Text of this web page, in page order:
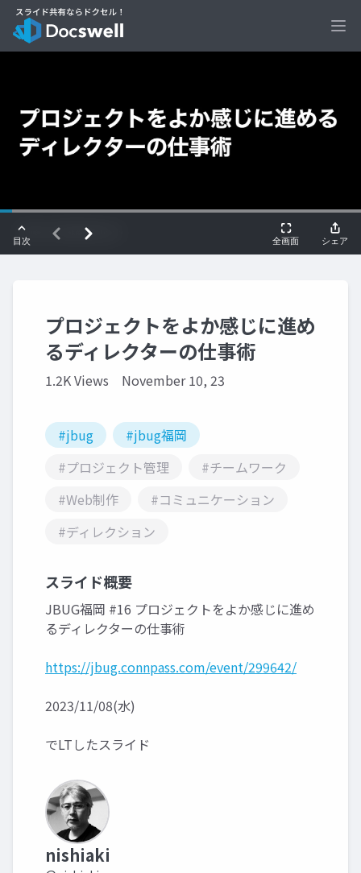
プロジェクトをよか感じに進め
るディレクターの仕事術
1.2K Views November 10, 23
#jbug
#jbug福岡
#プロジェクト管理
#チームワーク
#Web制作
#コミュニケーション
#ディレクション
スライド概要
JBUG福岡 #16 プロジェクトをよか感じに進め
るディレクターの仕事術
https://jbug.connpass.com/event/299642/
2023/11/08(水)
でLTしたスライド
nishiaki